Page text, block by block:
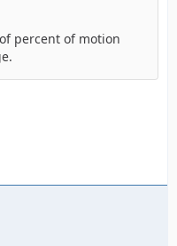
percent of motion